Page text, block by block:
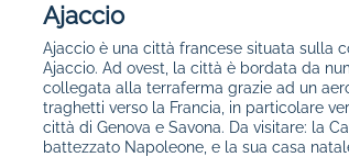
Ajaccio
Ajaccio è una città francese situata sulla
Ajaccio. Ad ovest, la città è bordata da
collegata alla terraferma grazie ad un
traghetti verso la Francia, in particolare
città di Genova e Savona. Da visitare: la
battezzato Napoleone, e la sua casa